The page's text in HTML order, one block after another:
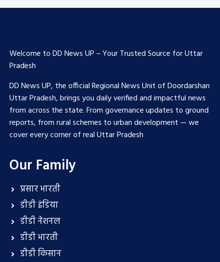
Welcome to DD News UP – Your Trusted Source for Uttar
Pradesh
DD News UP, the official Regional News Unit of Doordarshan
Uttar Pradesh, brings you daily verified and impactful news
from across the state. From governance updates to ground
reports, from rural schemes to urban development — we
cover every corner of real Uttar Pradesh
Our Family
प्रसार भारती
डीडी इंडिया
डीडी नेशनल
डीडी भारती
डीडी किसान